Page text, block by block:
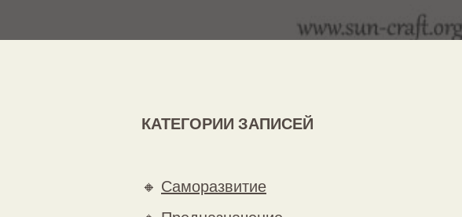
КАТЕГОРИИ ЗАПИСЕЙ
🔸 Саморазвитие